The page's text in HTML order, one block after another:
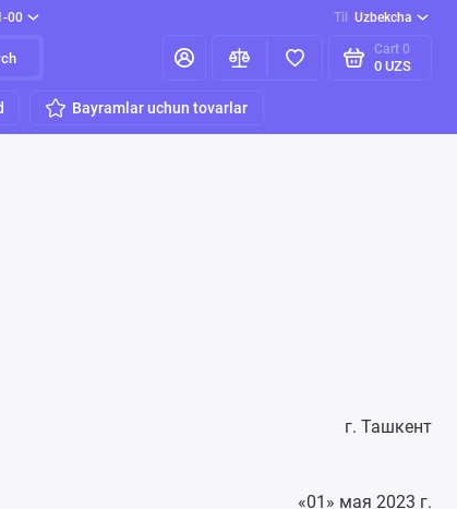
00 Til Uzbekcha
Cart 0
0 UZS
Bayramlar uchun tovarlar
г. Ташкент
«01» мая 2023 г.